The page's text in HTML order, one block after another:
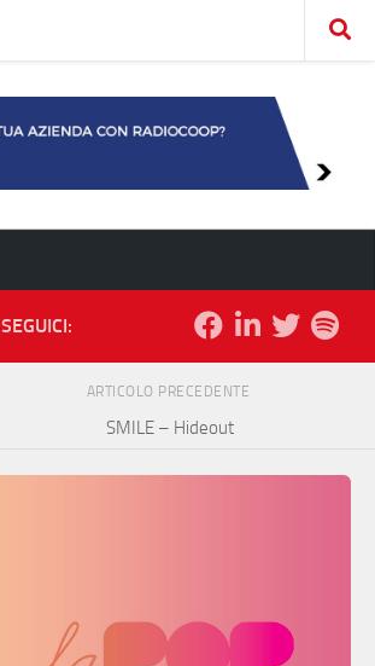
SEGUICI:
ARTICOLO PRECEDENTE
SMILE – Hideout